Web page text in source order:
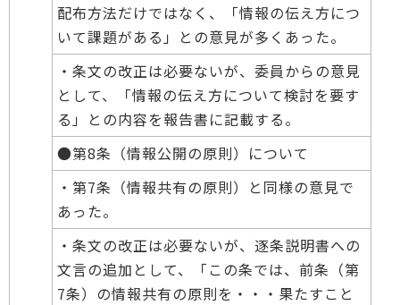
配布方法だけではなく、「情報の伝え方につ
いて課題がある」との意見が多くあった。
・条文の改正は必要ないが、委員からの意見
として、「情報の伝え方について検討を要す
る」との内容を報告書に記載する。
●第8条（情報公開の原則）について
・第7条（情報共有の原則）と同様の意見で
あった。
・条文の改正は必要ないが、逐条説明書への
文言の追加として、「この条では、前条（第
7条）の情報共有の原則を・・・果たすこと